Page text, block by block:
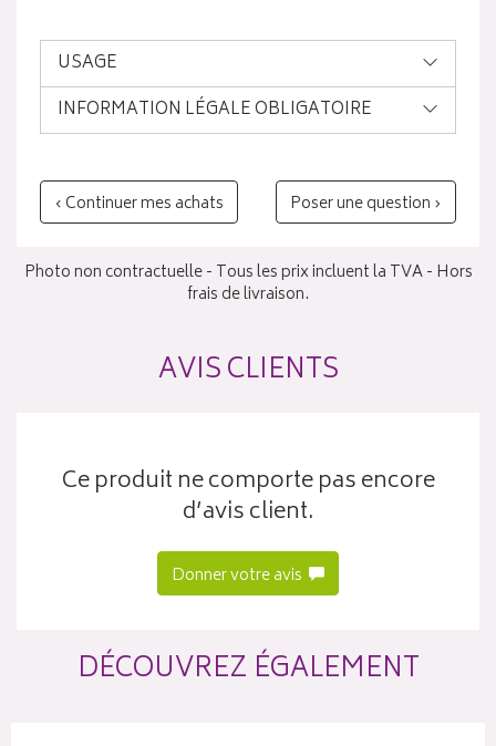
USAGE
INFORMATION LÉGALE OBLIGATOIRE
‹ Continuer mes achats Poser une question ›
Photo non contractuelle - Tous les prix incluent la TVA - Hors
frais de livraison.
AVIS CLIENTS
Ce produit ne comporte pas encore
d’avis client.
Donner votre avis
DÉCOUVREZ ÉGALEMENT